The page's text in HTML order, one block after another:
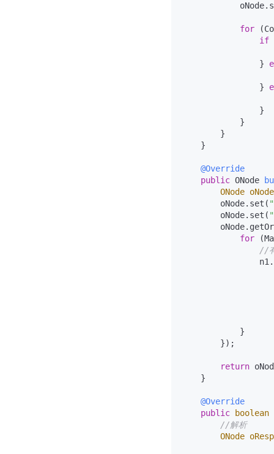
for
if
                }
                }
                }
            }
        }
    }
@Override
public ONode
ONode oNode
        oNode.set(
        oNode.set(
for
//
            }
        });
return
    }
@Override
public
boolean
//解析
ONode oResp